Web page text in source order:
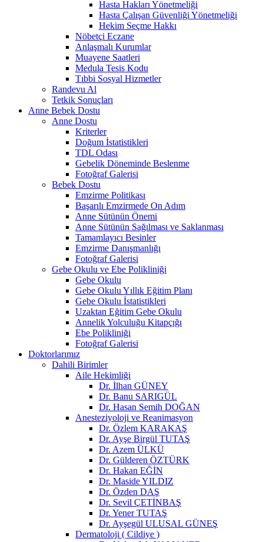
Hasta Hakları Yönetmeliği
Hasta Çalışan Güvenliği Yönetmeliği
Hekim Seçme Hakkı
Nöbetçi Eczane
Anlaşmalı Kurumlar
Muayene Saatleri
Medula Tesis Kodu
Tıbbi Sosyal Hizmetler
Randevu Al
Tetkik Sonuçları
Anne Bebek Dostu
Anne Dostu
Kriterler
Doğum İstatistikleri
TDL Odası
Gebelik Döneminde Beslenme
Fotoğraf Galerisi
Bebek Dostu
Emzirme Politikası
Başarılı Emzirmede On Adım
Anne Sütünün Önemi
Anne Sütünün Sağılması ve Saklanması
Tamamlayıcı Besinler
Emzirme Danışmanlığı
Fotoğraf Galerisi
Gebe Okulu ve Ebe Polikliniği
Gebe Okulu
Gebe Okulu Yıllık Eğitim Planı
Gebe Okulu İstatistikleri
Uzaktan Eğitim Gebe Okulu
Annelik Yolculuğu Kitapçığı
Ebe Polikliniği
Fotoğraf Galerisi
Doktorlarımız
Dahili Birimler
Aile Hekimliği
Dr. İlhan GÜNEY
Dr. Banu SARIGÜL
Dr. Hasan Semih DOĞAN
Anesteziyoloji ve Reanimasyon
Dr. Özlem KARAKAŞ
Dr. Ayşe Birgül TUTAŞ
Dr. Azem ÜLKÜ
Dr. Gülderen ÖZTÜRK
Dr. Hakan EĞİN
Dr. Maside YILDIZ
Dr. Özden DAŞ
Dr. Sevil ÇETİNBAŞ
Dr. Yener TUTAŞ
Dr. Ayşegül ULUSAL GÜNEŞ
Dermatoloji ( Cildiye )